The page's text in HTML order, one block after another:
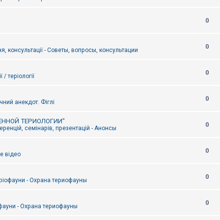
0
консультації - Советы, вопросы, консультации 0
/ теріології 0
анекдот. Фіглі 0
ТЕРИОЛОГИИ"
семінарів, презентацій - Анонсы 0
відео 0
- Охрана териофауны 0
- Охрана териофауны 0